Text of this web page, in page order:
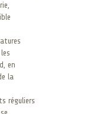
en
la
réguliers